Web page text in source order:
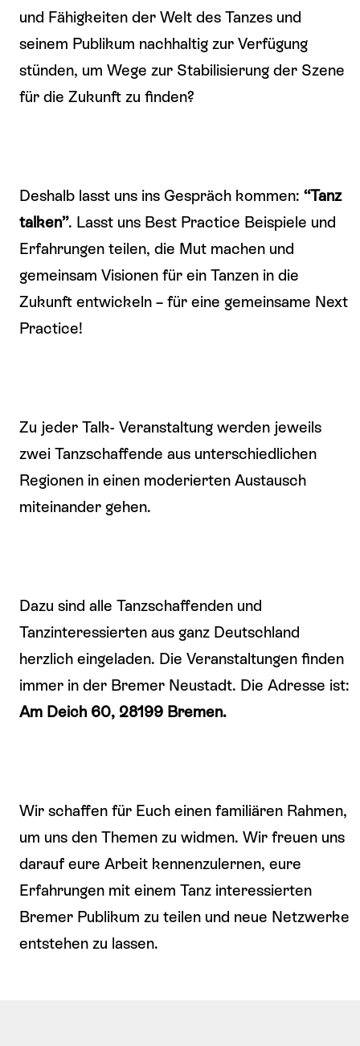
und Fähigkeiten der Welt des Tanzes und
seinem Publikum nachhaltig zur Verfügung
stünden, um Wege zur Stabilisierung der Szene
für die Zukunft zu finden?
Deshalb lasst uns ins Gespräch kommen: “Tanz
talken”. Lasst uns Best Practice Beispiele und
Erfahrungen teilen, die Mut machen und
gemeinsam Visionen für ein Tanzen in die
Zukunft entwickeln – für eine gemeinsame Next
Practice!
Zu jeder Talk- Veranstaltung werden jeweils
zwei Tanzschaffende aus unterschiedlichen
Regionen in einen moderierten Austausch
miteinander gehen.
Dazu sind alle Tanzschaffenden und
Tanzinteressierten aus ganz Deutschland
herzlich eingeladen. Die Veranstaltungen finden
immer in der Bremer Neustadt. Die Adresse ist:
Am Deich 60, 28199 Bremen.
Wir schaffen für Euch einen familiären Rahmen,
um uns den Themen zu widmen. Wir freuen uns
darauf eure Arbeit kennenzulernen, eure
Erfahrungen mit einem Tanz interessierten
Bremer Publikum zu teilen und neue Netzwerke
entstehen zu lassen.